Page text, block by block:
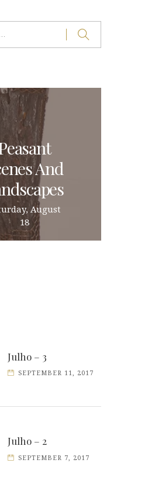
And
August
18
Julho – 3
SEPTEMBER 11, 2017
Julho – 2
SEPTEMBER 7, 2017